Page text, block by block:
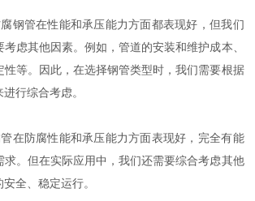
钢管在性能和承压能力方面都表现好，但我们
虑其他因素。例如，管道的安装和维护成本、
性等。因此，在选择钢管类型时，我们需要根据
行综合考虑。
在防腐性能和承压能力方面表现好，完全有能
求。但在实际应用中，我们还需要综合考虑其他
全、稳定运行。